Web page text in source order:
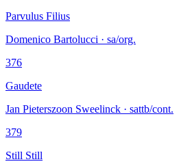
Parvulus Filius
Domenico Bartolucci · sa/org.
376
Gaudete
Jan Pieterszoon Sweelinck · sattb/cont.
379
Still Still